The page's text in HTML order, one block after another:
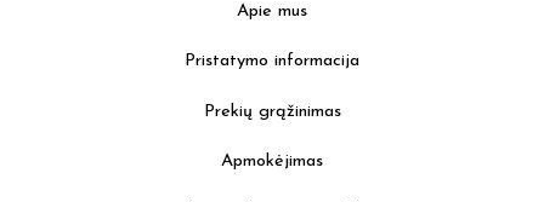
Apie mus
Pristatymo informacija
Prekių grąžinimas
Apmokėjimas